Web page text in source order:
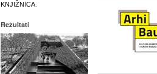
KNJIŽNICA.
Rezultati